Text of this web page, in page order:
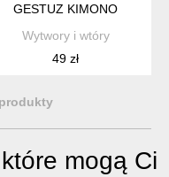
GESTUZ KIMONO
Wytwory i wtóry
49 zł
mogą Ci